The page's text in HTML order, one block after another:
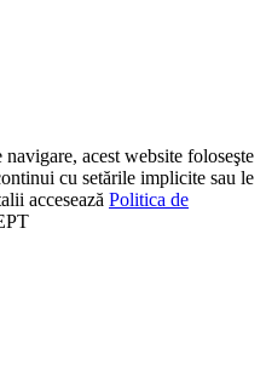
acest website foloseşte
cu setările implicite sau le
accesează Politica de